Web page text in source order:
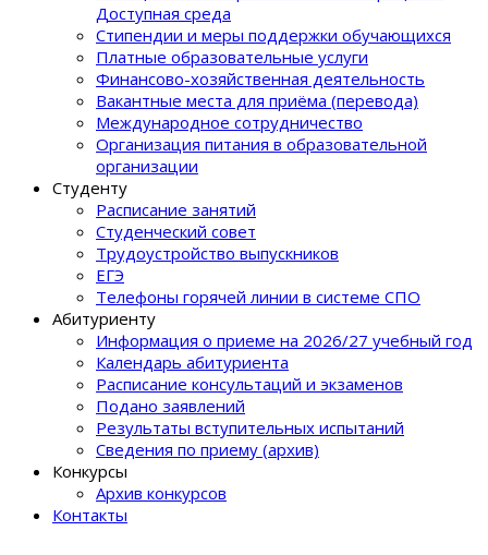
Доступная среда
Стипендии и меры поддержки обучающихся
Платные образовательные услуги
Финансово-хозяйственная деятельность
Вакантные места для приёма (перевода)
Международное сотрудничество
Организация питания в образовательной
организации
Студенту
Расписание занятий
Студенческий совет
Трудоустройство выпускников
ЕГЭ
Телефоны горячей линии в системе СПО
Абитуриенту
Информация о приеме на 2026/27 учебный год
Календарь абитуриента
Расписание консультаций и экзаменов
Подано заявлений
Результаты вступительных испытаний
Сведения по приему (архив)
Конкурсы
Архив конкурсов
Контакты